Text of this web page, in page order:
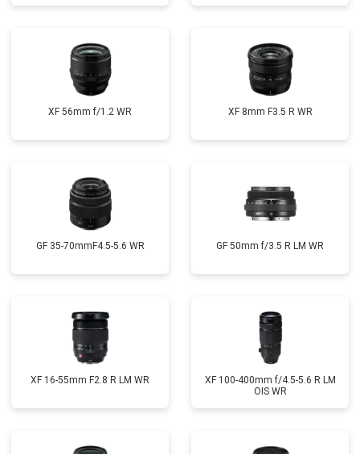
XF 56mm f/1.2 WR XF 8mm F3.5 R WR
GF 35-70mmF4.5-5.6 WR GF 50mm f/3.5 R LM WR
XF 16-55mm F2.8 R LM WR
XF 100-400mm f/4.5-5.6 R LM
OIS WR